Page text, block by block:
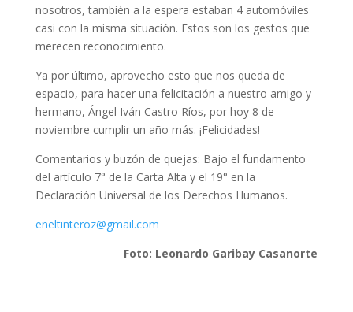
nosotros, también a la espera estaban 4 automóviles
casi con la misma situación. Estos son los gestos que
merecen reconocimiento.
Ya por último, aprovecho esto que nos queda de
espacio, para hacer una felicitación a nuestro amigo y
hermano, Ángel Iván Castro Ríos, por hoy 8 de
noviembre cumplir un año más. ¡Felicidades!
Comentarios y buzón de quejas: Bajo el fundamento
del artículo 7° de la Carta Alta y el 19° en la
Declaración Universal de los Derechos Humanos.
eneltinteroz@gmail.com
Foto: Leonardo Garibay Casanorte